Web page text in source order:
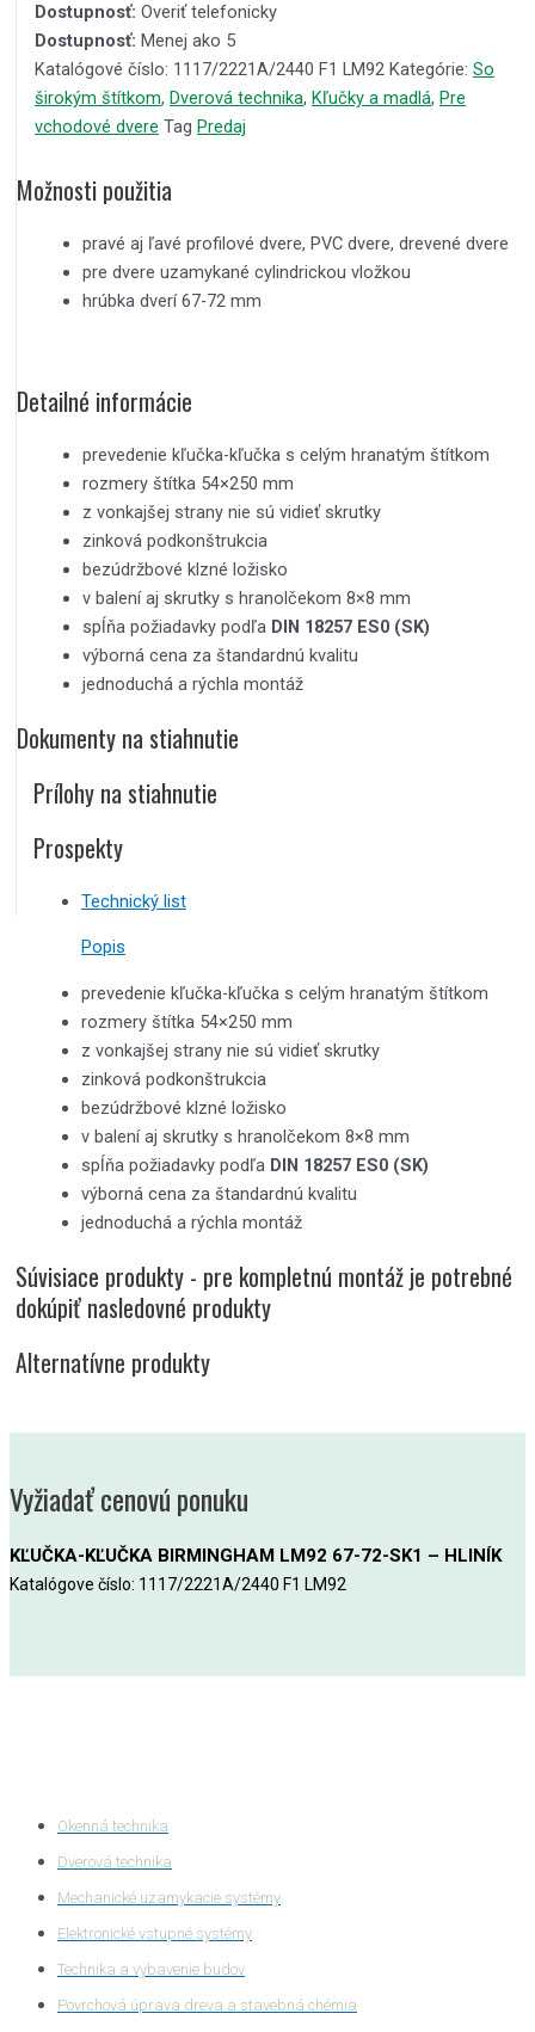
Dostupnosť: Overiť telefonicky
Dostupnosť: Menej ako 5
Katalógové číslo: 1117/2221A/2440 F1 LM92 Kategórie: So
širokým štítkom, Dverová technika, Kľučky a madlá, Pre
vchodové dvere Tag Predaj
Možnosti použitia
pravé aj ľavé profilové dvere, PVC dvere, drevené dvere
pre dvere uzamykané cylindrickou vložkou
hrúbka dverí 67-72 mm
Detailné informácie
prevedenie kľučka-kľučka s celým hranatým štítkom
rozmery štítka 54×250 mm
z vonkajšej strany nie sú vidieť skrutky
zinková podkonštrukcia
bezúdržbové klzné ložisko
v balení aj skrutky s hranolčekom 8×8 mm
spĺňa požiadavky podľa DIN 18257 ES0 (SK)
výborná cena za štandardnú kvalitu
jednoduchá a rýchla montáž
Dokumenty na stiahnutie
Prílohy na stiahnutie
Prospekty
Technický list
Popis
prevedenie kľučka-kľučka s celým hranatým štítkom
rozmery štítka 54×250 mm
z vonkajšej strany nie sú vidieť skrutky
zinková podkonštrukcia
bezúdržbové klzné ložisko
v balení aj skrutky s hranolčekom 8×8 mm
spĺňa požiadavky podľa DIN 18257 ES0 (SK)
výborná cena za štandardnú kvalitu
jednoduchá a rýchla montáž
Súvisiace produkty - pre kompletnú montáž je potrebné
dokúpiť nasledovné produkty
Alternatívne produkty
Vyžiadať cenovú ponuku
KĽUČKA-KĽUČKA BIRMINGHAM LM92 67-72-SK1 – HLINÍK
Katalógove číslo: 1117/2221A/2440 F1 LM92
Okenná technika
Dverová technika
Mechanické uzamykacie systémy
Elektronické vstupné systémy
Technika a vybavenie budov
Povrchová úprava dreva a stavebná chémia